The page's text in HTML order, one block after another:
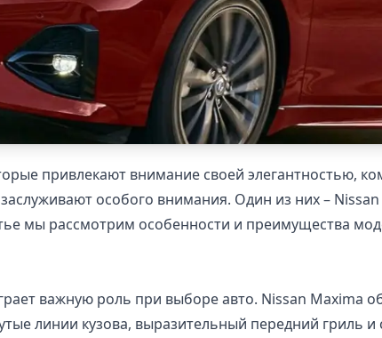
привлекают внимание своей элегантностью,
особого внимания. Один из них –
мы рассмотрим особенности и преимущества
важную роль при выборе авто. Nissan Maxima
линии кузова, выразительный передний гриль